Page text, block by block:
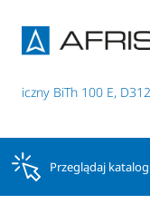
BiTh 100 E,
Przeglądaj